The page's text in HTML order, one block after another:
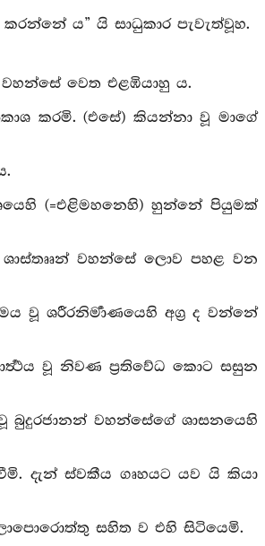
ය” යි සාධුකාර පැවැත්වූහ.
වෙත එළඹියාහු ය.
කරමි. (එසේ) කියන්නා වූ මාගේ
(=එළිමහනෙහි) හුන්නේ පියුමක්
වහන්සේ ලොව පහළ වන
වූ ශරීරනිර්‍මාණයෙහි අග්‍ර ද වන්නේ
වූ නිවණ ප්‍රතිවේධ කොට සසුන
බුදුරජානන් වහන්සේගේ ශාසනයෙහි
දැන් ස්වකීය ගෘහයට යව යි කියා
සහිත ව එහි සිටියෙමි.